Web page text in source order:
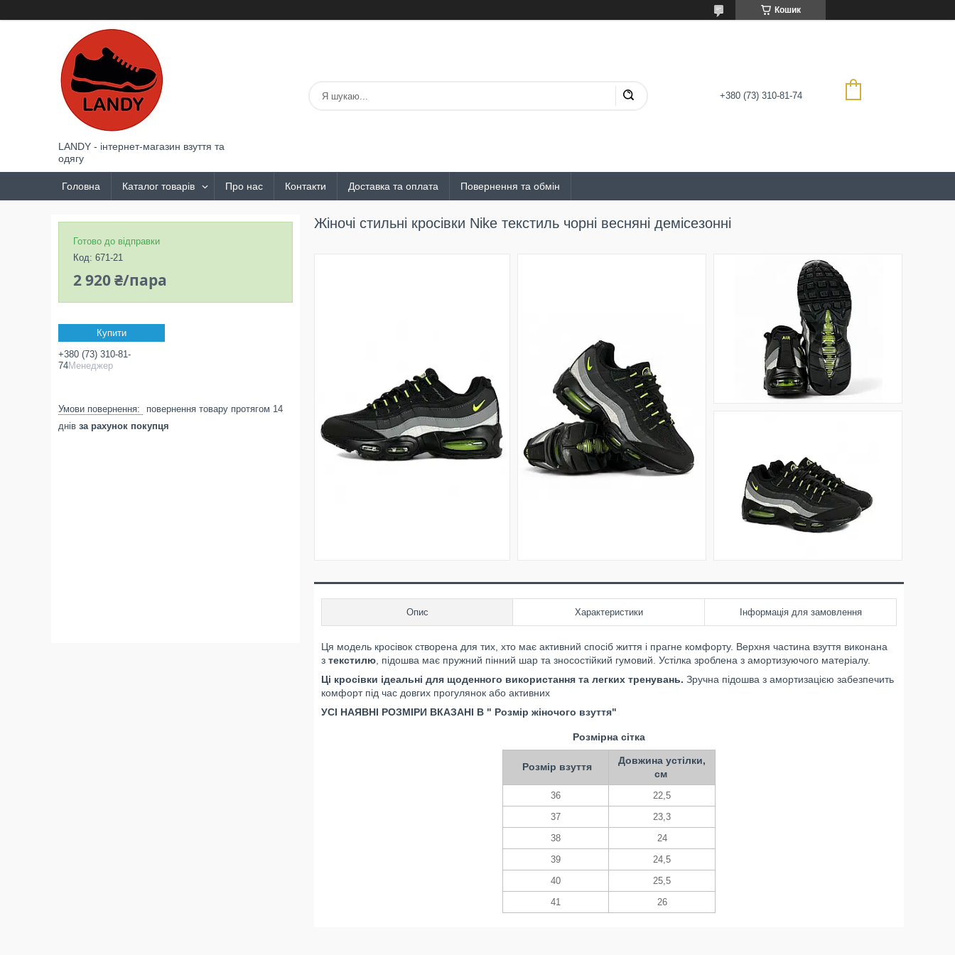
Кошик
LANDY - інтернет-магазин взуття та
одягу
+380 (73) 310-81-74
Головна Каталог товарів Про нас Контакти Доставка та оплата Повернення та обмін
Жіночі стильні кросівки Nike текстиль чорні весняні демісезонні
Опис Характеристики Інформація для замовлення
Ця модель кросівок створена для тих, хто має активний спосіб життя і прагне комфорту. Верхня частина взуття виконана
з текстилю , підошва має пружний пінний шар та зносостійкий гумовий. Устілка зроблена з амортизуючого матеріалу.
Ці кросівки ідеальні для щоденного використання та легких тренувань. Зручна підошва з амортизацією забезпечить
комфорт під час довгих прогулянок або активних
УСІ НАЯВНІ РОЗМІРИ ВКАЗАНІ В " Розмір жіночого взуття"
Розмірна сітка
Розмір взуття
Довжина устілки,
см
36
22,5
37
23,3
38
24
39
24,5
40
25,5
41
26
Готово до відправки
Код: 671-21
2 920 ₴/пара
Купити
+380 (73) 310-81-
74Менеджер
повернення товару протягом 14
днів за рахунок покупця